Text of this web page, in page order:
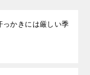
かきには厳しい季